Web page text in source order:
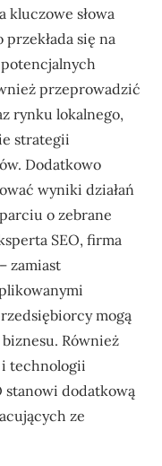
kluczowe słowa
przekłada się na
przeprowadzić
rynku lokalnego,
strategii
Dodatkowo
wyniki działań
o zebrane
SEO, firma
zamiast
mogą
Również
technologii
stanowi dodatkową
ze